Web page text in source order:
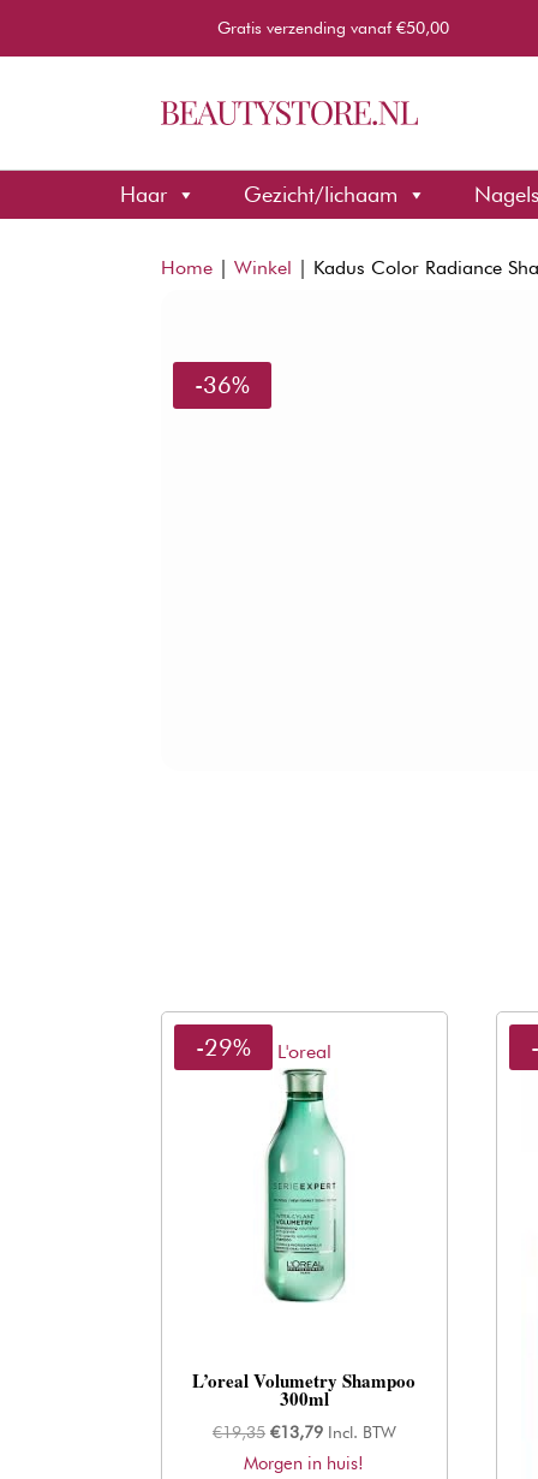
Gratis verzending vanaf €50,00
Haar Gezicht/lichaam Nagels
Home |Winkel | Kadus Color Radiance
-36%
L'oreal
-29%
L’oreal Volumetry Shampoo
300ml
€19,35 Oorspronkelijke
prijs
€13,79Huidige
prijs
Incl. BTW
Morgen in huis!